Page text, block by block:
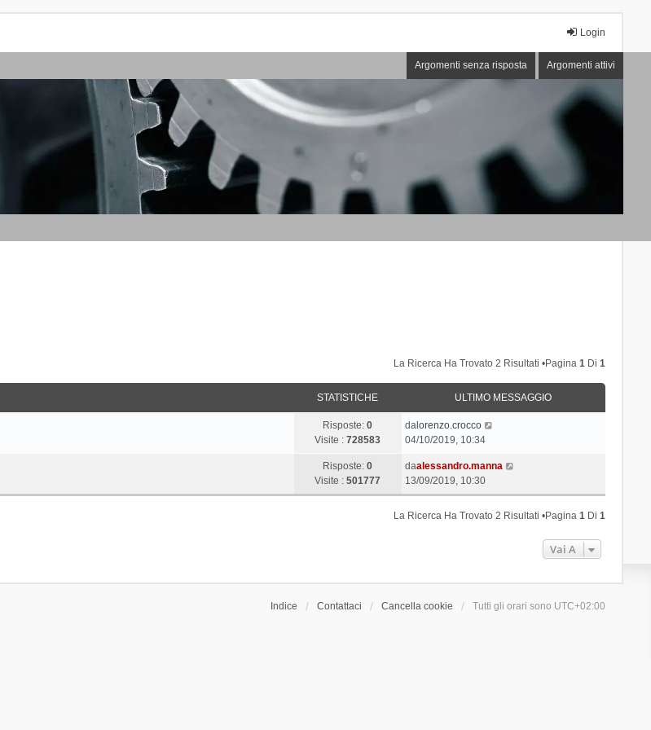
Login
Argomenti senza risposta Argomenti attivi
La Ricerca Ha Trovato 2 Risultati •Pagina1 Di1
STATISTICHE ULTIMO MESSAGGIO
Risposte:0
Visite :728583
dalorenzo.crocco
04/10/2019, 10:34
Risposte:0
Visite :501777
daalessandro.manna
13/09/2019, 10:30
La Ricerca Ha Trovato 2 Risultati •Pagina1 Di1
Vai A
Indice Contattaci Cancella cookie Tutti gli orari sono UTC+02:00